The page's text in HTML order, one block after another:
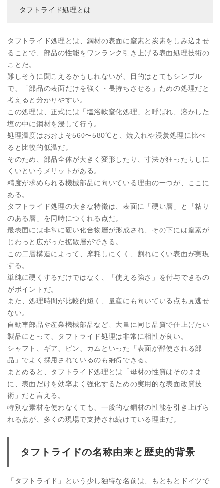
タフトライド処理とは
タフトライド処理とは、鋼材の表面に窒素と炭素をしみ込ませ
ることで、部品の性能をワンランク引き上げる表面処理技術の
ことだ。
難しそうに聞こえるかもしれないが、目的はとてもシンプル
で、「部品の表面だけを強く・長持ちさせる」ための処理だと
考えると分かりやすい。
この処理は、正式には「塩浴軟窒化処理」と呼ばれ、溶かした
塩の中に鋼材を浸して行う。
処理温度はおおよそ560〜580℃と、焼入れや浸炭処理に比べ
ると比較的低温だ。
そのため、部品全体が大きく変形したり、寸法が狂ったりしに
くいというメリットがある。
精度が求められる機械部品に向いている理由の一つが、ここに
ある。
タフトライド処理の大きな特徴は、表面に「硬い層」と「粘り
のある層」を同時につくれる点だ。
最表面には非常に硬い化合物層が形成され、その下には窒素が
じわっと広がった拡散層ができる。
この二層構造によって、摩耗しにくく、割れにくい表面が実現
する。
単純に硬くするだけではなく、「使える強さ」を付与できるの
がポイントだ。
また、処理時間が比較的短く、量産にも向いている点も見逃せ
ない。
自動車部品や産業機械部品など、大量に同じ品質で仕上げたい
製品にとって、タフトライド処理は非常に相性が良い。
シャフト、ギア、ピン、カムといった「表面が酷使される部
品」でよく採用されているのも納得できる。
まとめると、タフトライド処理とは「母材の性質はそのまま
に、表面だけを効率よく強化するための実用的な表面改質技
術」だと言える。
特別な素材を使わなくても、一般的な鋼材の性能を引き上げら
れる点が、多くの現場で支持され続けている理由だ。
タフトライドの名称由来と歴史的背景
「タフトライド」という少し独特な名前は、もともとドイツで